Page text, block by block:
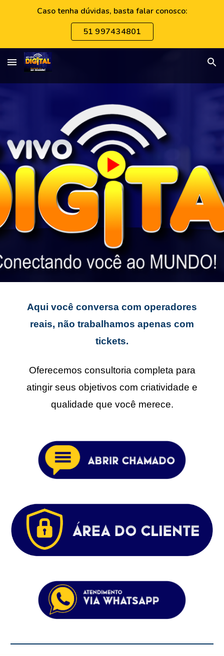
Caso tenha dúvidas, basta falar conosco:
51 997434801
Aqui você conversa com operadores
reais, não trabalhamos apenas com
tickets.
Oferecemos consultoria completa para
atingir seus objetivos com criatividade e
qualidade que você merece.